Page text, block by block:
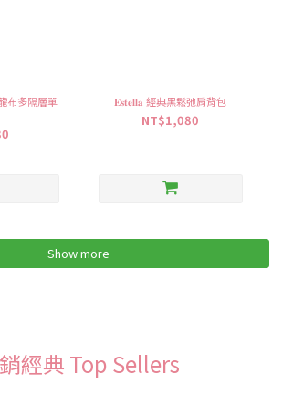
布多隔層單
𝐄𝐬𝐭𝐞𝐥𝐥𝐚 經典黑鬆弛肩背包
NT$1,080
Show more
經典 Top Sellers